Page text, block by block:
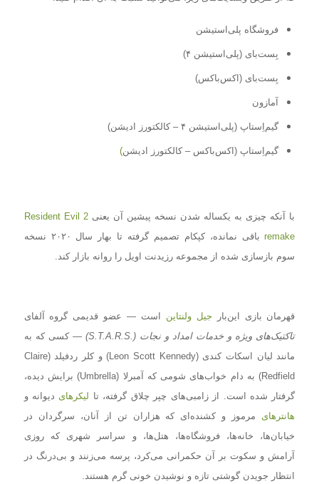
فروشگاه پلی‌استیشن
بِست‌بای (پلی‌استیشن ۴)
بِست‌بای (اکس‌باکس)
آمازون
گیم‌اِستاپ (پلی‌استیشن ۴ – کالکتورز ادیشن)
گیم‌اِستاپ (اکس‌باکس – کالکتورز ادیشن)
با آنکه چیزی به یکساله شدن نسخه پیشین آن یعنیResident Evil 2
remake
باقی نمانده، کپکام تصمیم گرفته تا بهار سال ۲۰۲۰ نسخه
سوم بازسازی شده از مجموعه رزیدنت اویل را روانه بازار کند.
قهرمان بازی این‌بار جیل ولنتاین است — عضو قدیمی گروه آلفای
تاکتیک‌های ویژه و خدمات امداد و نجات (.S.T.A.R.S)
— کسی که به
مانند لیان اسکات کندی (Leon Scott Kennedy) و کلر ردفیلد (
Claire
Redfield
) به دام خواب‌های شومی که آمبرلا (Umbrella) برایش دیده،
گرفتار شده است. از زامبی‌های چپر چلاق گرفته، تا لیکرهای دیوانه و
هانترهای مرموز و کشنده‌ای که هزاران تن از آنان، سرگردان در
خیابان‌ها، خانه‌ها، فروشگاه‌ها، هتل‌ها، و سراسر شهری که روزی
آرامش و سکوت بر آن حکمرانی می‌کرد، پرسه می‌زنند و بی‌درنگ در
انتظار جویدن گوشتی تازه و نوشیدن خونی گرم هستند.